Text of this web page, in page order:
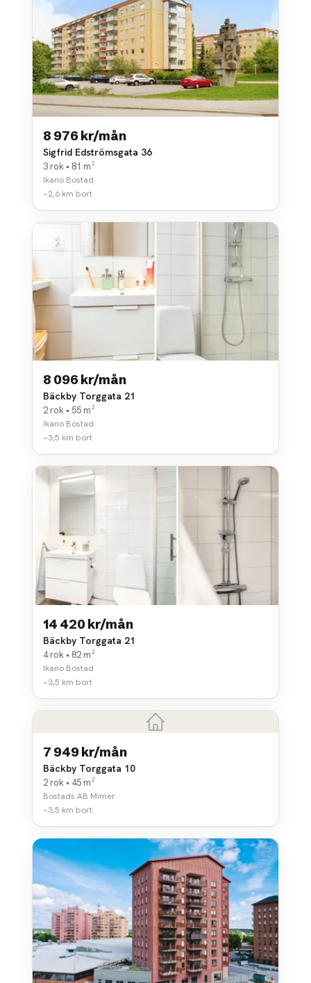
8 976 kr/mån
Sigfrid Edströmsgata 36
3 rok • 81 m²
Ikano Bostad
~2,6 km bort
8 096 kr/mån
Bäckby Torggata 21
2 rok • 55 m²
Ikano Bostad
~3,5 km bort
14 420 kr/mån
Bäckby Torggata 21
4 rok • 82 m²
Ikano Bostad
~3,5 km bort
7 949 kr/mån
Bäckby Torggata 10
2 rok • 45 m²
Bostads AB Mimer
~3,5 km bort